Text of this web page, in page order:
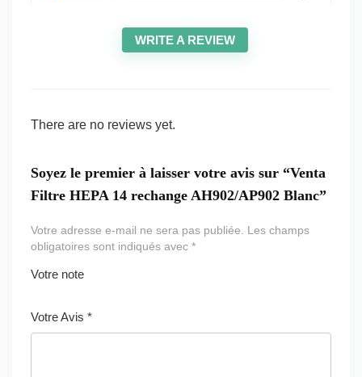
WRITE A REVIEW
There are no reviews yet.
Soyez le premier à laisser votre avis sur “Venta
Filtre HEPA 14 rechange AH902/AP902 Blanc”
Votre adresse e-mail ne sera pas publiée.
Les champs
obligatoires sont indiqués avec *
Votre note
oi
s
5
Votre Avis *